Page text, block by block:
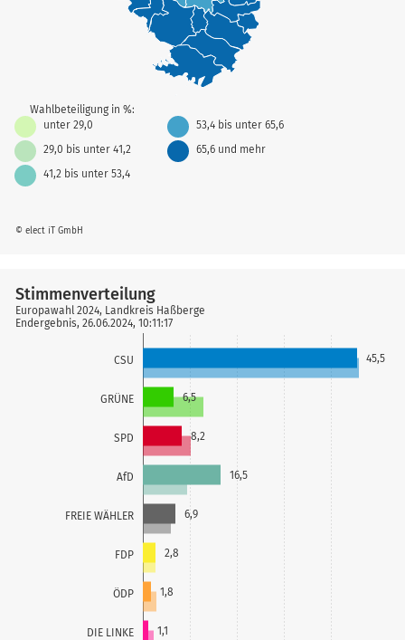
© elect iT GmbH
Wahlbeteiligung in %:
unter 29,0
29,0 bis unter 41,2
41,2 bis unter 53,4
53,4 bis unter 65,6
65,6 und mehr
CSU
GRÜNE
SPD
AfD
FREIE WÄHLER
FDP
ÖDP
DIE LINKE
45,5
6,5
8,2
16,5
6,9
2,8
1,8
1,1
Stimmenverteilung
Europawahl 2024, Landkreis Haßberge
Endergebnis, 26.06.2024, 10:11:17